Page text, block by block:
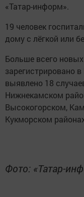
«Татар-информ».
19 человек
дому с лёгкой или
Больше всего
зарегистрировано
выявлено 18
Нижнекамском
Высокогорском,
Кукморском
Фото: «Татар-